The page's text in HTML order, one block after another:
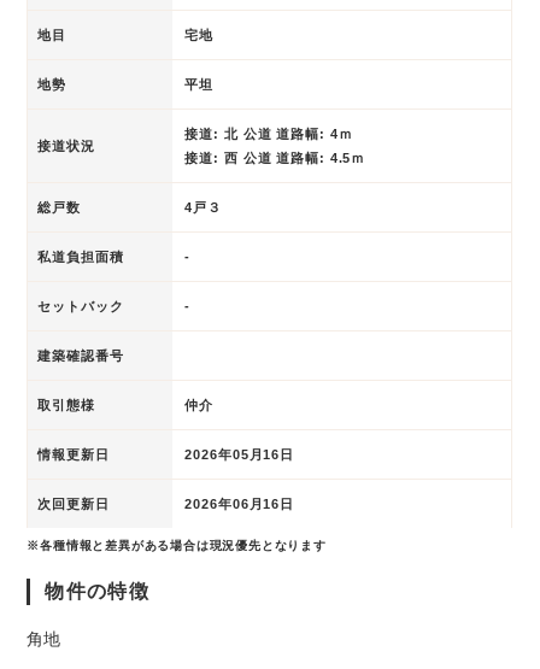
地目 宅地
地勢 平坦
接道状況
接道: 北 公道 道路幅: 4ｍ
接道: 西 公道 道路幅: 4.5ｍ
総戸数 4戸３
私道負担面積 -
セットバック -
建築確認番号
取引態様 仲介
情報更新日 2026年05月16日
次回更新日 2026年06月16日
※各種情報と差異がある場合は現況優先となります
物件の特徴
角地